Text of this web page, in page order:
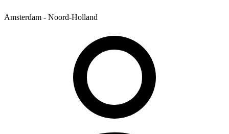
Amsterdam - Noord-Holland